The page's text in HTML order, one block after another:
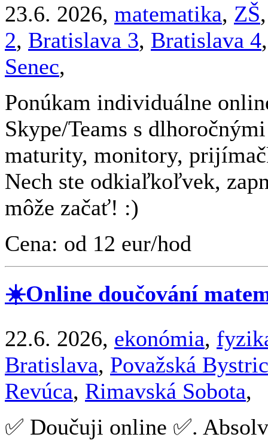
23.6. 2026, matematika, ZŠ
2, Bratislava 3, Bratislava 4
Senec,
Ponúkam individuálne
Skype/Teams s
maturity, monitory,
Nech ste odkiaľkoľvek,
môže začať! :)
Cena: od 12 eur/hod
☀️Online doučování
22.6. 2026, ekonómia,
Bratislava, Považská
Revúca, Rimavská Sobota,
✅ Doučuji online ✅.